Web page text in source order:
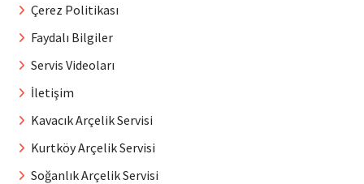
Çerez Politikası
Faydalı Bilgiler
Servis Videoları
İletişim
Kavacık Arçelik Servisi
Kurtköy Arçelik Servisi
Soğanlık Arçelik Servisi